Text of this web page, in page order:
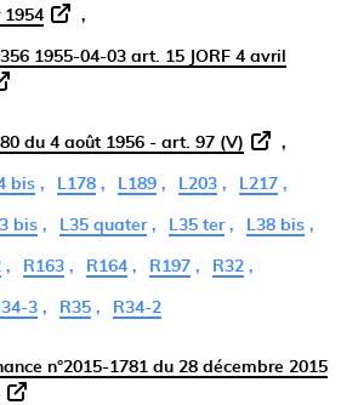
1954
1955-04-03 art. 15 JORF 4 avril
du 4 août 1956 - art. 97 (V)
bis L178 L189 L203 L217
bis L35 quater L35 ter L38 bis
R163 R164 R197 R32
3 R35 R34-2
n°2015-1781 du 28 décembre 2015